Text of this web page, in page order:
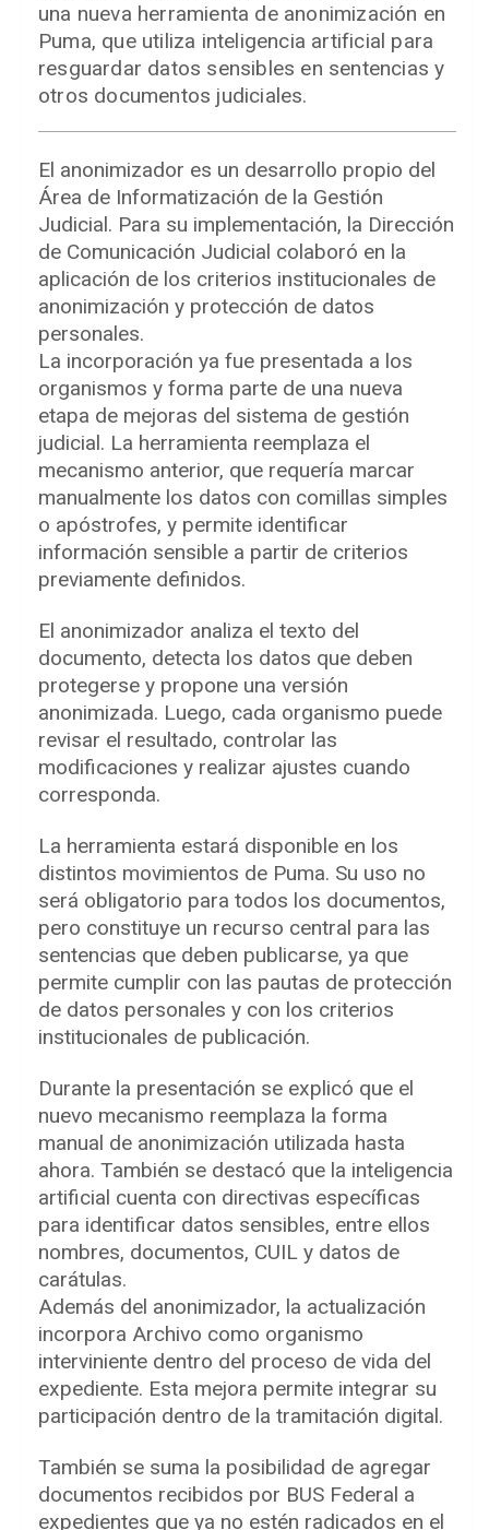
una nueva herramienta de anonimización en
Puma, que utiliza inteligencia artificial para
resguardar datos sensibles en sentencias y
otros documentos judiciales.
El anonimizador es un desarrollo propio del
Área de Informatización de la Gestión
Judicial. Para su implementación, la Dirección
de Comunicación Judicial colaboró en la
aplicación de los criterios institucionales de
anonimización y protección de datos
personales.
La incorporación ya fue presentada a los
organismos y forma parte de una nueva
etapa de mejoras del sistema de gestión
judicial. La herramienta reemplaza el
mecanismo anterior, que requería marcar
manualmente los datos con comillas simples
o apóstrofes, y permite identificar
información sensible a partir de criterios
previamente definidos.
El anonimizador analiza el texto del
documento, detecta los datos que deben
protegerse y propone una versión
anonimizada. Luego, cada organismo puede
revisar el resultado, controlar las
modificaciones y realizar ajustes cuando
corresponda.
La herramienta estará disponible en los
distintos movimientos de Puma. Su uso no
será obligatorio para todos los documentos,
pero constituye un recurso central para las
sentencias que deben publicarse, ya que
permite cumplir con las pautas de protección
de datos personales y con los criterios
institucionales de publicación.
Durante la presentación se explicó que el
nuevo mecanismo reemplaza la forma
manual de anonimización utilizada hasta
ahora. También se destacó que la inteligencia
artificial cuenta con directivas específicas
para identificar datos sensibles, entre ellos
nombres, documentos, CUIL y datos de
carátulas.
Además del anonimizador, la actualización
incorpora Archivo como organismo
interviniente dentro del proceso de vida del
expediente. Esta mejora permite integrar su
participación dentro de la tramitación digital.
También se suma la posibilidad de agregar
documentos recibidos por BUS Federal a
expedientes que ya no estén radicados en el